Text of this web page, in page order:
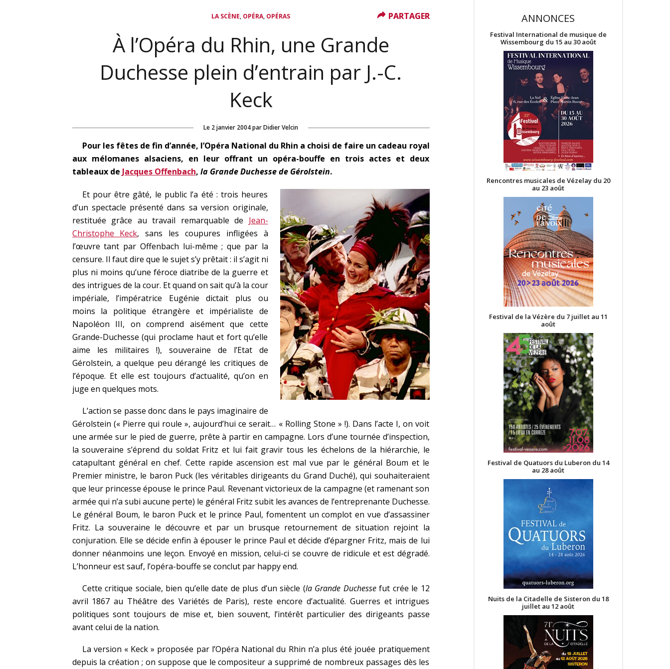
LA SCÈNE, OPÉRA, OPÉRAS
À l’Opéra du Rhin, une Grande
Duchesse plein d’entrain par J.-C.
Keck
Le 2 janvier 2004parDidier Velcin
Pour les fêtes de fin d’année, l’Opéra National du Rhin a choisi de faire un cadeau royal
aux mélomanes alsaciens, en leur offrant un opéra-bouffe en trois actes et deux
tableaux de Jacques Offenbach, la Grande Duchesse de Gérolstein.
Et pour être gâté, le public l’a été : trois heures
d’un spectacle présenté dans sa version originale,
restituée grâce au travail remarquable de Jean-
Christophe Keck, sans les coupures infligées à
l’œuvre tant par Offenbach lui-même ; que par la
censure. Il faut dire que le sujet s’y prêtait : il s’agit ni
plus ni moins qu’une féroce diatribe de la guerre et
des intrigues de la cour. Et quand on sait qu’à la cour
impériale, l’impératrice Eugénie dictait plus ou
moins la politique étrangère et impérialiste de
Napoléon III, on comprend aisément que cette
Grande-Duchesse (qui proclame haut et fort qu’elle
aime les militaires !), souveraine de l’Etat de
Gérolstein, a quelque peu dérangé les critiques de
l’époque. Et elle est toujours d’actualité, qu’on en
juge en quelques mots.
L’action se passe donc dans le pays imaginaire de
Gérolstein (« Pierre qui roule », aujourd’hui ce serait… « Rolling Stone » !). Dans l’acte I, on voit
une armée sur le pied de guerre, prête à partir en campagne. Lors d’une tournée d’inspection,
la souveraine s’éprend du soldat Fritz et lui fait gravir tous les échelons de la hiérarchie, le
catapultant général en chef. Cette rapide ascension est mal vue par le général Boum et le
Premier ministre, le baron Puck (les véritables dirigeants du Grand Duché), qui souhaiteraient
que leur princesse épouse le prince Paul. Revenant victorieux de la campagne (et ramenant son
armée qui n’a subi aucune perte) le général Fritz subit les avances de l’entreprenante Duchesse.
Le général Boum, le baron Puck et le prince Paul, fomentent un complot en vue d’assassiner
Fritz. La souveraine le découvre et par un brusque retournement de situation rejoint la
conjuration. Elle se décide enfin à épouser le prince Paul et décide d’épargner Fritz, mais de lui
donner néanmoins une leçon. Envoyé en mission, celui-ci se couvre de ridicule et est dégradé.
L’honneur est sauf, l’opéra-bouffe se conclut par happy end.
Cette critique sociale, bien qu’elle date de plus d’un siècle (la Grande Duchessefut crée le 12
avril 1867 au Théâtre des Variétés de Paris), reste encore d’actualité. Guerres et intrigues
politiques sont toujours de mise et, bien souvent, l’intérêt particulier des dirigeants passe
avant celui de la nation.
La version « Keck » proposée par l’Opéra National du Rhin n’a plus été jouée pratiquement
depuis la création ; on suppose que le compositeur a supprimé de nombreux passages dès les
PARTAGER
PARTAGER ANNONCES
Festival International de musique de
Wissembourg du 15 au 30 août
Rencontres musicales de Vézelay du 20
au 23 août
Festival de la Vézère du 7 juillet au 11
août
Festival de Quatuors du Luberon du 14
au 28 août
Nuits de la Citadelle de Sisteron du 18
juillet au 12 août